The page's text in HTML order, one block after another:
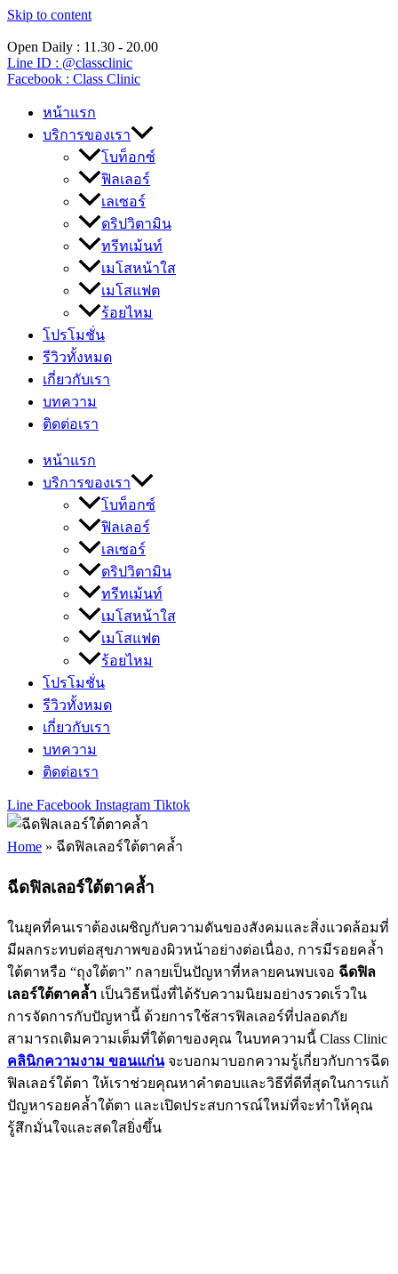
Skip to content
Open Daily : 11.30 - 20.00
Line ID : @classclinic​
Facebook : Class Clinic
หน้าแรก
บริการของเรา
โบท็อกซ์
ฟิลเลอร์
เลเซอร์
ดริปวิตามิน
ทรีทเม้นท์
เมโสหน้าใส
เมโสแฟต
ร้อยไหม
โปรโมชั่น
รีวิวทั้งหมด
เกี่ยวกับเรา
บทความ
ติดต่อเรา
หน้าแรก
บริการของเรา
โบท็อกซ์
ฟิลเลอร์
เลเซอร์
ดริปวิตามิน
ทรีทเม้นท์
เมโสหน้าใส
เมโสแฟต
ร้อยไหม
โปรโมชั่น
รีวิวทั้งหมด
เกี่ยวกับเรา
บทความ
ติดต่อเรา
Line Facebook Instagram Tiktok
Home » ฉีดฟิลเลอร์ใต้ตาคล้ำ
ฉีดฟิลเลอร์ใต้ตาคล้ำ
ในยุคที่คนเราต้องเผชิญกับความดันของสังคมและสิ่งแวดล้อมที่
มีผลกระทบต่อสุขภาพของผิวหน้าอย่างต่อเนื่อง, การมีรอยคล้ำ
ใต้ตาหรือ “ถุงใต้ตา” กลายเป็นปัญหาที่หลายคนพบเจอ ฉีดฟิล
เลอร์ใต้ตาคล้ำ เป็นวิธีหนึ่งที่ได้รับความนิยมอย่างรวดเร็วใน
การจัดการกับปัญหานี้ ด้วยการใช้สารฟิลเลอร์ที่ปลอดภัย
สามารถเติมความเต็มที่ใต้ตาของคุณ ในบทความนี้ Class Clinic
คลินิกความงาม ขอนแก่นจะบอกมาบอกความรู้เกี่ยวกับการฉีด
ฟิลเลอร์ใต้ตา ให้เราช่วยคุณหาคำตอบและวิธีที่ดีที่สุดในการแก้
ปัญหารอยคล้ำใต้ตา และเปิดประสบการณ์ใหม่ที่จะทำให้คุณ
รู้สึกมั่นใจและสดใสยิ่งขึ้น